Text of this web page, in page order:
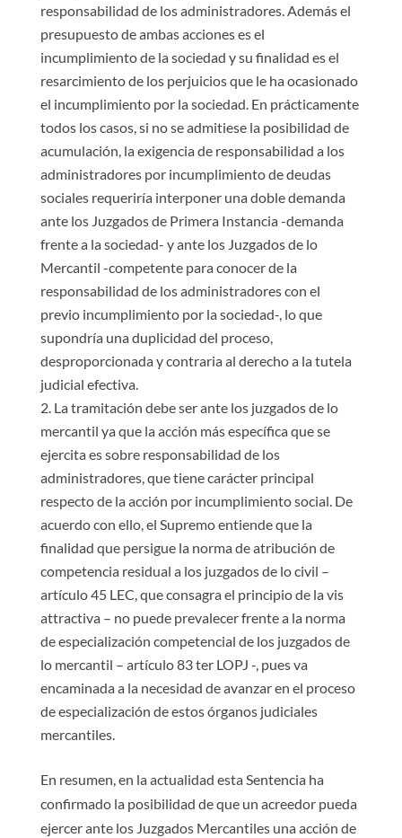
responsabilidad de los administradores. Además el
presupuesto de ambas acciones es el
incumplimiento de la sociedad y su finalidad es el
resarcimiento de los perjuicios que le ha ocasionado
el incumplimiento por la sociedad. En prácticamente
todos los casos, si no se admitiese la posibilidad de
acumulación, la exigencia de responsabilidad a los
administradores por incumplimiento de deudas
sociales requeriría interponer una doble demanda
ante los Juzgados de Primera Instancia -demanda
frente a la sociedad- y ante los Juzgados de lo
Mercantil -competente para conocer de la
responsabilidad de los administradores con el
previo incumplimiento por la sociedad-, lo que
supondría una duplicidad del proceso,
desproporcionada y contraria al derecho a la tutela
judicial efectiva.
La tramitación debe ser ante los juzgados de lo
mercantil ya que la acción más específica que se
ejercita es sobre responsabilidad de los
administradores, que tiene carácter principal
respecto de la acción por incumplimiento social. De
acuerdo con ello, el Supremo entiende que la
finalidad que persigue la norma de atribución de
competencia residual a los juzgados de lo civil –
artículo 45 LEC, que consagra el principio de la vis
attractiva – no puede prevalecer frente a la norma
de especialización competencial de los juzgados de
lo mercantil – artículo 83 ter LOPJ -, pues va
encaminada a la necesidad de avanzar en el proceso
de especialización de estos órganos judiciales
mercantiles.
En resumen, en la actualidad esta Sentencia ha
confirmado la posibilidad de que un acreedor pueda
ejercer ante los Juzgados Mercantiles una acción de